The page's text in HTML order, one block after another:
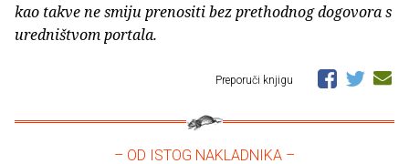
kao takve ne smiju prenositi bez prethodnog dogovora s
uredništvom portala.
Preporuči knjigu
– OD ISTOG NAKLADNIKA –